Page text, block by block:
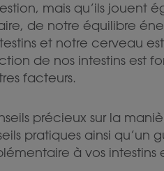
mais qu’ils jouent
de notre équilibre
et notre cerveau
de nos intestins est
facteurs.
précieux sur la
pratiques ainsi qu’un
à vos intestins